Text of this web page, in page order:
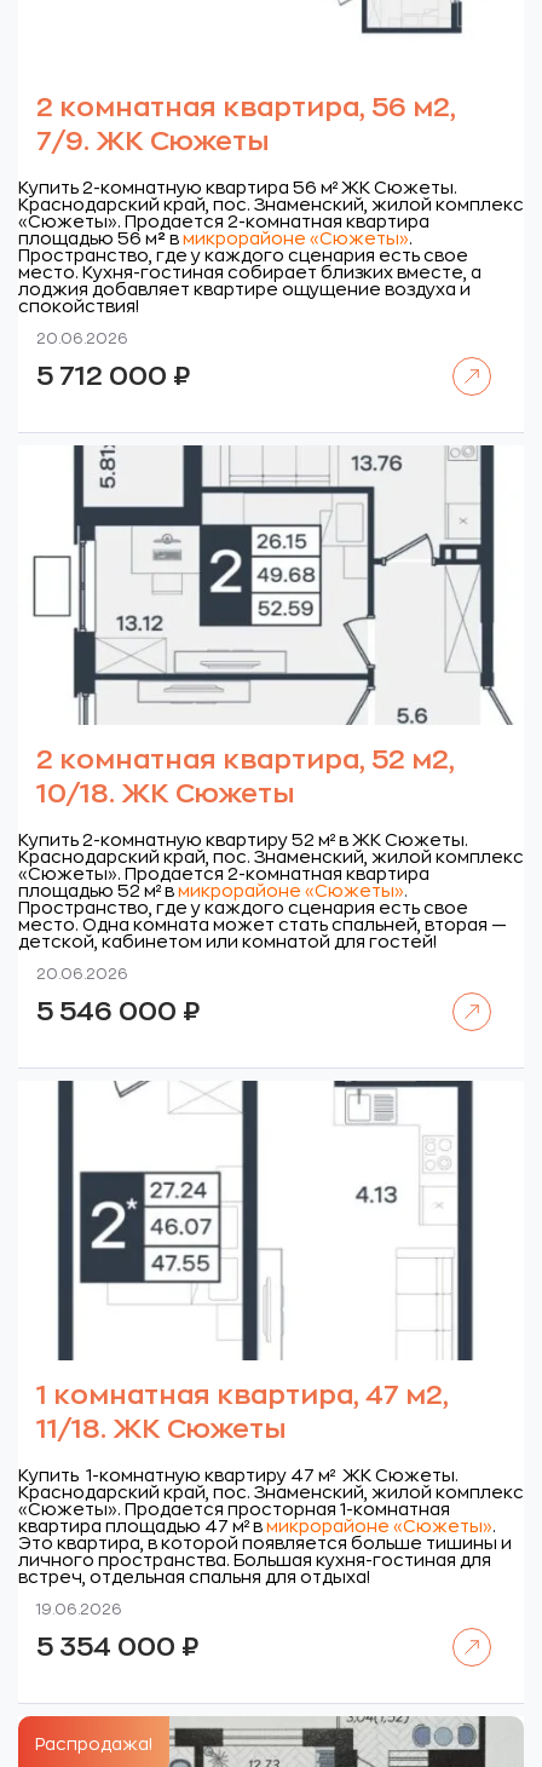
2 комнатная квартира, 56 м2,
7/9. ЖК Сюжеты
Купить 2-комнатную квартира 56 м² ЖК Сюжеты.
Краснодарский край, пос. Знаменский, жилой комплекс
«Сюжеты». Продается 2-комнатная квартира
площадью 56 м² в микрорайоне «Сюжеты».
Пространство, где у каждого сценария есть свое
место. Кухня-гостиная собирает близких вместе, а
лоджия добавляет квартире ощущение воздуха и
спокойствия!
20.06.2026
5 712 000 ₽
2 комнатная квартира, 52 м2,
10/18. ЖК Сюжеты
Купить 2-комнатную квартиру 52 м² в ЖК Сюжеты.
Краснодарский край, пос. Знаменский, жилой комплекс
«Сюжеты». Продается 2-комнатная квартира
площадью 52 м² в микрорайоне «Сюжеты».
Пространство, где у каждого сценария есть свое
место. Одна комната может стать спальней, вторая —
детской, кабинетом или комнатой для гостей!
20.06.2026
5 546 000 ₽
1 комнатная квартира, 47 м2,
11/18. ЖК Сюжеты
Купить 1-комнатную квартиру 47 м² ЖК Сюжеты.
Краснодарский край, пос. Знаменский, жилой комплекс
«Сюжеты». Продается просторная 1-комнатная
квартира площадью 47 м² в микрорайоне «Сюжеты».
Это квартира, в которой появляется больше тишины и
личного пространства. Большая кухня-гостиная для
встреч, отдельная спальня для отдыха!
19.06.2026
5 354 000 ₽
Распродажа!